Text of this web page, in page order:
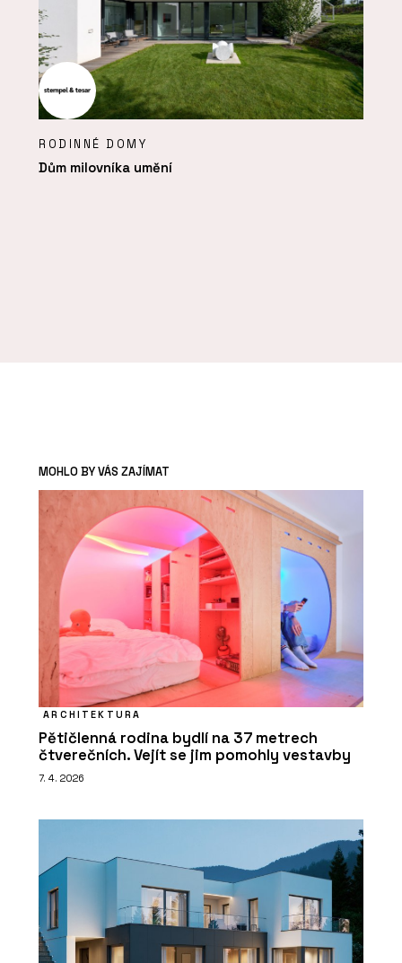
RODINNÉ DOMY
Dům milovníka umění
MOHLO BY VÁS ZAJÍMAT
ARCHITEKTURA
Pětičlenná rodina bydlí na 37 metrech
čtverečních. Vejít se jim pomohly vestavby
7. 4. 2026